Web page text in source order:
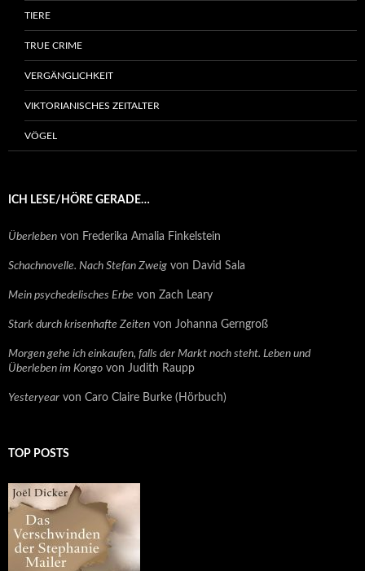
TIERE
TRUE CRIME
VERGÄNGLICHKEIT
VIKTORIANISCHES ZEITALTER
VÖGEL
ICH LESE/HÖRE GERADE…
Überleben von Frederika Amalia Finkelstein
Schachnovelle. Nach Stefan Zweig von David Sala
Mein psychedelisches Erbe von Zach Leary
Stark durch krisenhafte Zeiten von Johanna Gerngroß
Morgen gehe ich einkaufen, falls der Markt noch steht. Leben und
Überleben im Kongo von Judith Raupp
Yesteryear von Caro Claire Burke (Hörbuch)
TOP POSTS